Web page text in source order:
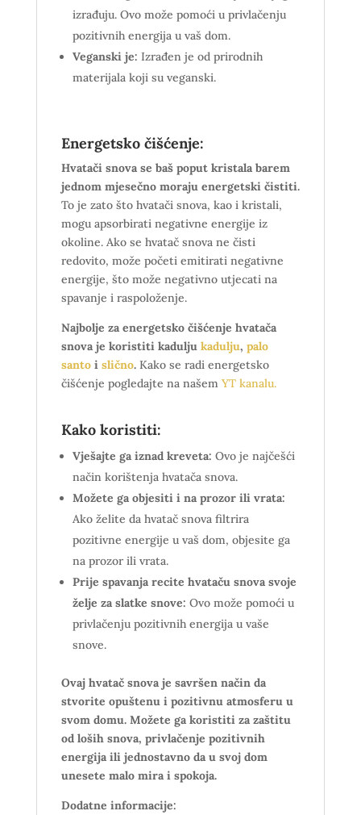
izrađuju. Ovo može pomoći u privlačenju
pozitivnih energija u vaš dom.
Veganski je: Izrađen je od prirodnih
materijala koji su veganski.
Energetsko čišćenje:
Hvatači snova se baš poput kristala barem
jednom mjesečno moraju energetski čistiti.
To je zato što hvatači snova, kao i kristali,
mogu apsorbirati negativne energije iz
okoline. Ako se hvatač snova ne čisti
redovito, može početi emitirati negativne
energije, što može negativno utjecati na
spavanje i raspoloženje.
Najbolje za energetsko čišćenje hvatača
snova je koristiti kaduljukadulju, palo
santoi slično. Kako se radi energetsko
čišćenje pogledajte na našem YT kanalu.
Kako koristiti:
Vješajte ga iznad kreveta: Ovo je najčešći
način korištenja hvatača snova.
Možete ga objesiti i na prozor ili vrata:
Ako želite da hvatač snova filtrira
pozitivne energije u vaš dom, objesite ga
na prozor ili vrata.
Prije spavanja recite hvataču snova svoje
želje za slatke snove: Ovo može pomoći u
privlačenju pozitivnih energija u vaše
snove.
Ovaj hvatač snova je savršen način da
stvorite opuštenu i pozitivnu atmosferu u
svom domu. Možete ga koristiti za zaštitu
od loših snova, privlačenje pozitivnih
energija ili jednostavno da u svoj dom
unesete malo mira i spokoja.
Dodatne informacije: